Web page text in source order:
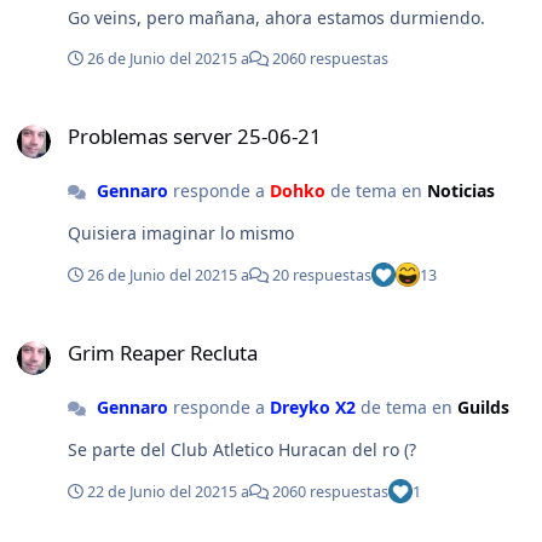
hacerte menos para demostrarte absolutamente nada.
Te repito, veni al DC y escucha todo, no tenemos nada
que ocultar ?
Go veins, pero mañana, ahora estamos durmiendo.
26 de Junio del 20215 a 2060 respuestas
Problemas server 25-06-21
Gennaro responde a Dohko de tema en Noticias
Quisiera imaginar lo mismo
26 de Junio del 20215 a 20 respuestas 13
Grim Reaper Recluta
Gennaro responde a Dreyko X2de tema en Guilds
Se parte del Club Atletico Huracan del ro (?
22 de Junio del 20215 a 2060 respuestas 1